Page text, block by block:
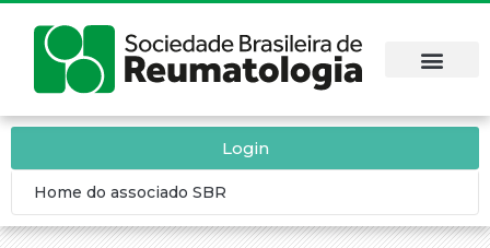
Login
Home do associado SBR